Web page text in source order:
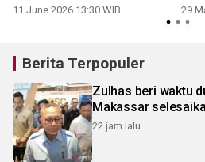
11 June 2026 13:30 WIB 29
Berita Terpopuler
Zulhas beri waktu
Makassar
22 jam lalu